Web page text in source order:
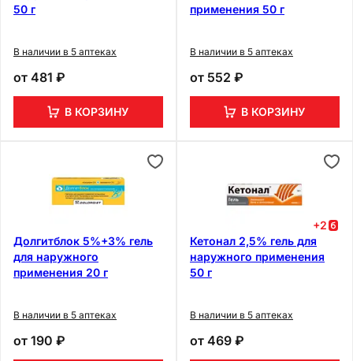
50 г
В наличии в 5 аптеках
от 481 ₽
В КОРЗИНУ
применения 50 г
В наличии в 5 аптеках
от 552 ₽
В КОРЗИНУ
Долгитблок 5%+3% гель
для наружного
применения 20 г
В наличии в 5 аптеках
от 190 ₽
+2
Кетонал 2,5% гель для
наружного применения
50 г
В наличии в 5 аптеках
от 469 ₽